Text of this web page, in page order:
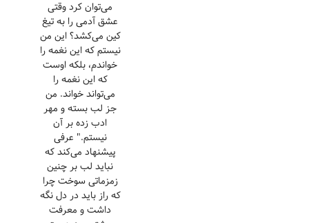
می‌توان کرد وقتی
عشق آدمی را به تیغ
کین می‌کشد؟ این من
نیستم که این نغمه را
خواندم، بلکه اوست
که این نغمه را
می‌تواند خواند. من
جز لب بسته و مهر
ادب زده بر آن
نیستم." عرفی
پیشنهاد می‌کند که
نباید لب بر چنین
زمزماتی سوخت چرا
که راز باید در دل نگه
داشت و معرفت